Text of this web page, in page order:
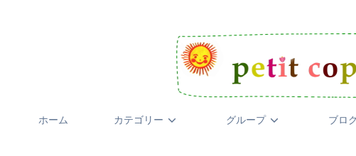
ホーム カテゴリー グループ ブロ